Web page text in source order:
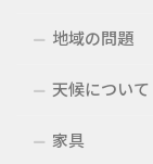
地域の問題
天候について
家具